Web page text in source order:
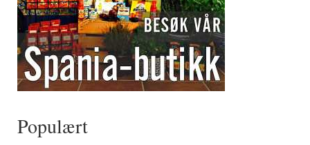
Populært